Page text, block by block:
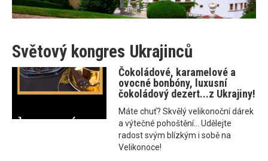
Světový kongres Ukrajinců
Čokoládové, karamelové a
ovocné bonbóny, luxusní
čokoládový dezert...z Ukrajiny!
Máte chuť? Skvělý velikonoční dárek
a výtečné pohoštění... Udělejte
radost svým blízkým i sobě na
Velikonoce!